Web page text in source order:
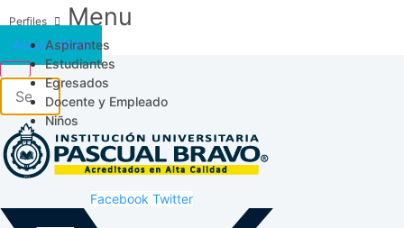
Menu
Aspirantes
Estudiantes
Egresados
Docente y Empleado
Niños
Acceso SICAU
Facebook Twitter